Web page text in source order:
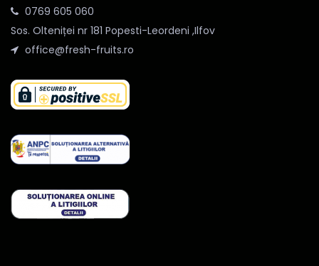
0769 605 060
Sos. Olteniței nr 181 Popesti-Leordeni ,Ilfov
office@fresh-fruits.ro